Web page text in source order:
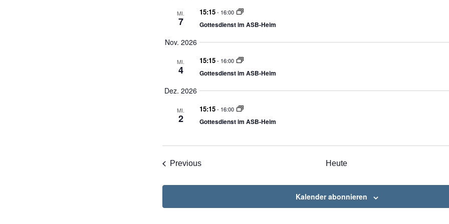
MI.
7
15:15- 16:00
Gottesdienst im ASB-Heim
Nov. 2026
MI.
4
15:15- 16:00
Gottesdienst im ASB-Heim
Dez. 2026
MI.
2
15:15- 16:00
Gottesdienst im ASB-Heim
PreviousVeranstaltungen Heute
Kalender abonnieren